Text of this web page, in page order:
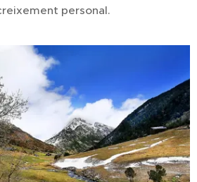
personal.